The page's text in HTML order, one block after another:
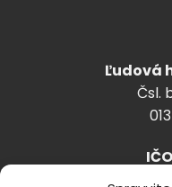
Ľudová
Čsl.